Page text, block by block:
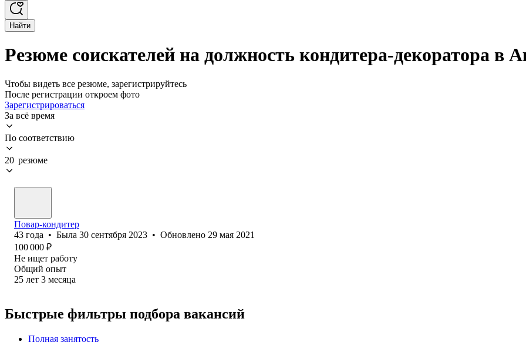
Найти
Резюме соискателей на должность кондитера-декоратора в
Чтобы видеть все резюме, зарегистрируйтесь
После регистрации откроем фото
Зарегистрироваться
За всё время
По соответствию
20 резюме
Повар-кондитер
43 года • Была 30 сентября 2023 • Обновлено 29 мая 2021
100 000 ₽
Не ищет работу
Общий опыт
25 лет 3 месяца
Быстрые фильтры подбора вакансий
Полная занятость